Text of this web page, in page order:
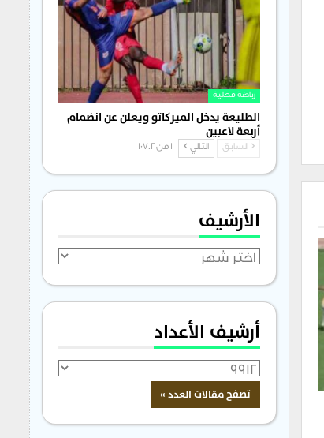
رياضة محلية
الطليعة يدخل الميركاتو ويعلن عن انضمام
أربعة لاعبين
السابق التالي 1 من 1٬702
الأرشيف
الأرشيف
أرشيف الأعداد